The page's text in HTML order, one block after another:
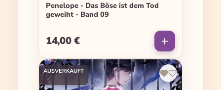
Penelope - Das Böse ist dem Tod
geweiht - Band 09
Regulärer Preis:
14,00 €
AUSVERKAUFT